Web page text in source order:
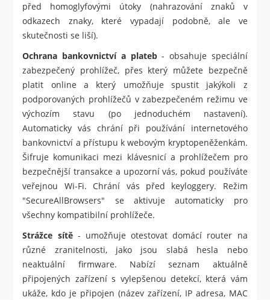
před homoglyfovými útoky (nahrazování znaků v
odkazech znaky, které vypadají podobně, ale ve
skutečnosti se liší).
Ochrana bankovnictví a plateb- obsahuje speciální
zabezpečený prohlížeč, přes který můžete bezpečně
platit online a který umožňuje spustit jakýkoli z
podporovaných prohlížečů v zabezpečeném režimu ve
výchozím stavu (po jednoduchém nastavení).
Automaticky vás chrání při používání internetového
bankovnictví a přístupu k webovým kryptopeněženkám.
Šifruje komunikaci mezi klávesnicí a prohlížečem pro
bezpečnější transakce a upozorní vás, pokud používáte
veřejnou Wi-Fi. Chrání vás před keyloggery. Režim
"SecureAllBrowsers" se aktivuje automaticky pro
všechny kompatibilní prohlížeče.
Strážce sítě- umožňuje otestovat domácí router na
různé zranitelnosti, jako jsou slabá hesla nebo
neaktuální firmware. Nabízí seznam aktuálně
připojených zařízení s vylepšenou detekcí, která vám
ukáže, kdo je připojen (název zařízení, IP adresa, MAC